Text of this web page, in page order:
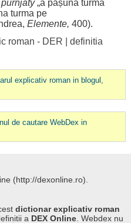
purnjaty„a pășuna turma
turma pe
, Elemente, 400).
roman - DER
definitia
explicativ roman in blogul,
de cautare WebDex in
(http://dexonline.ro).
dictionar explicativ roman
a DEX Online . Webdex nu